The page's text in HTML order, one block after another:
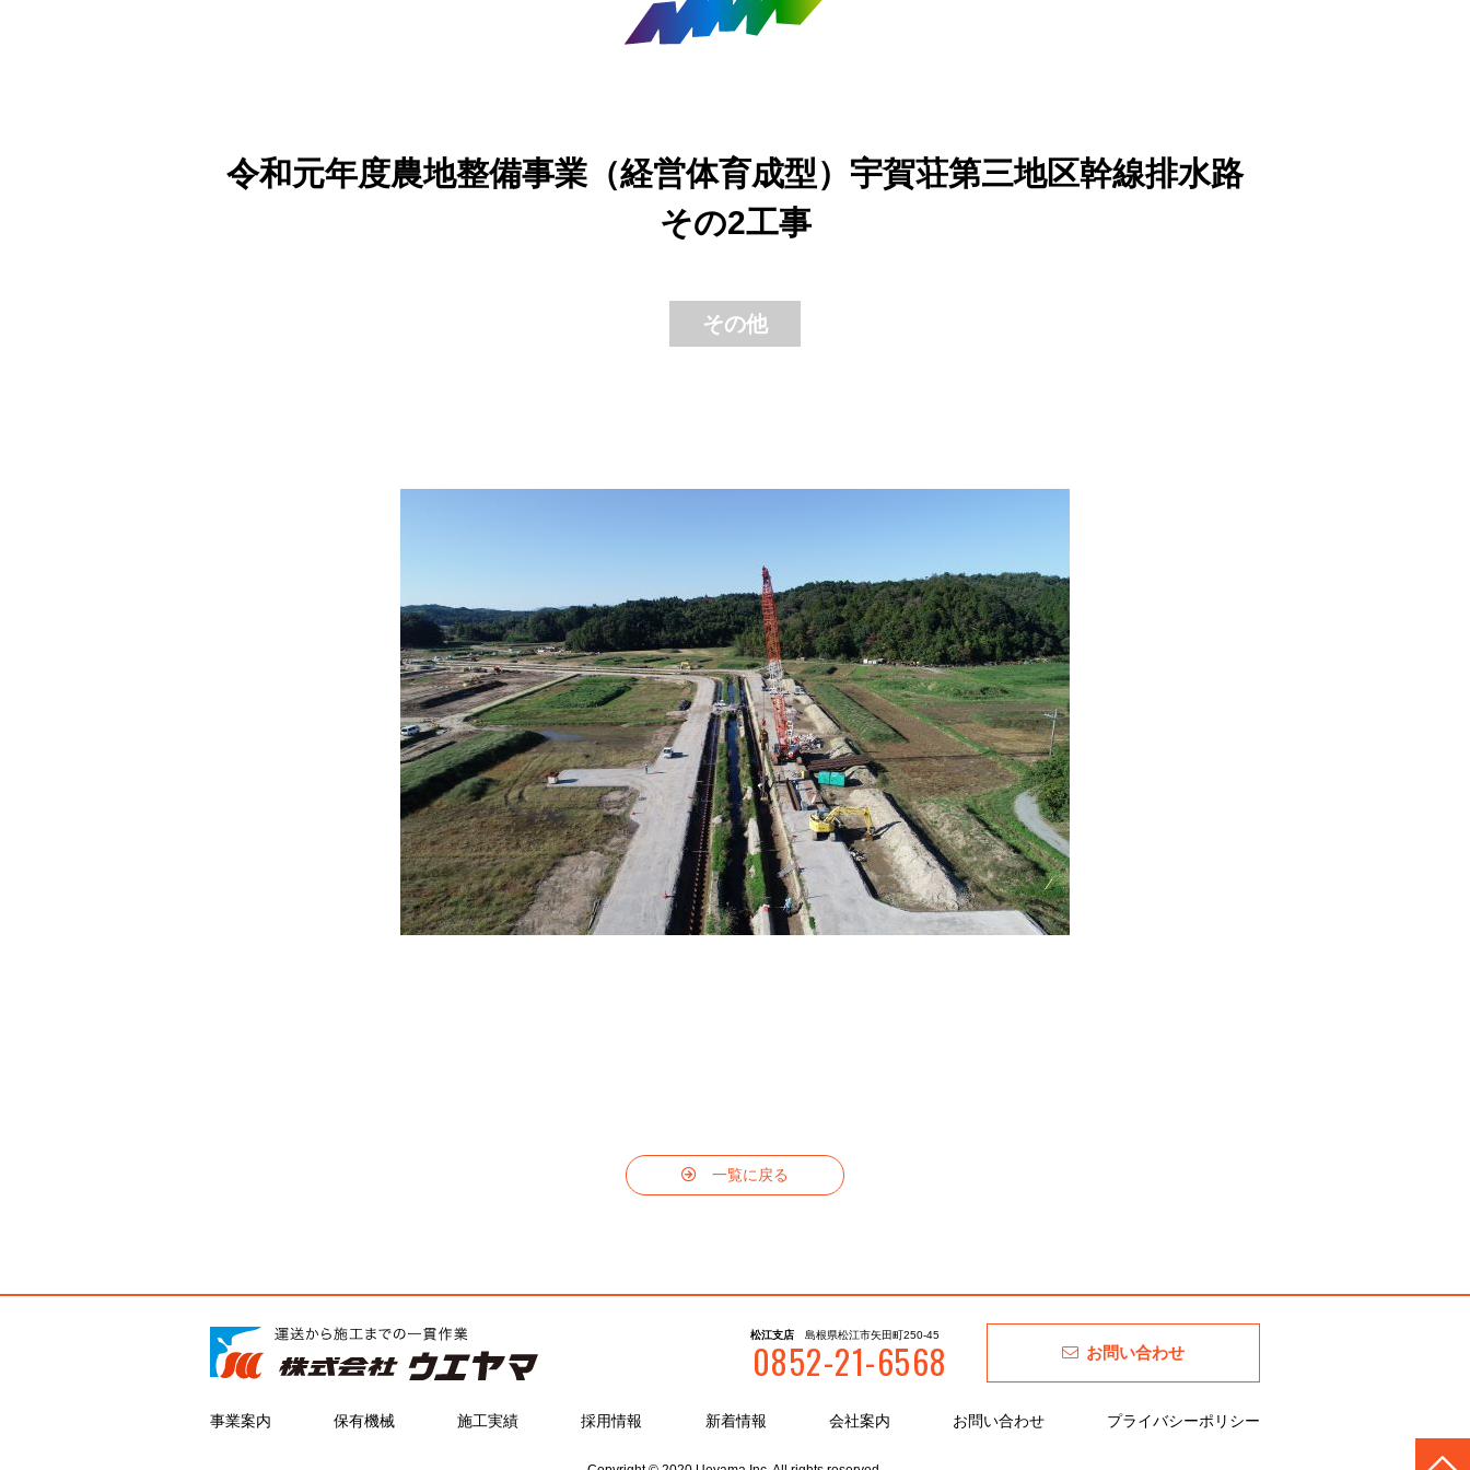
令和元年度農地整備事業（経営体育成型）宇賀荘第三地区幹線排水路
その2工事
その他
一覧に戻る
松江支店 島根県松江市矢田町250-45
0852-21-6568 お問い合わせ
事業案内 保有機械 施工実績 採用情報 新着情報 会社案内 お問い合わせ プライバシーポリシー